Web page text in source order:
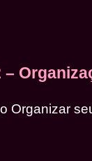
–
Organizar